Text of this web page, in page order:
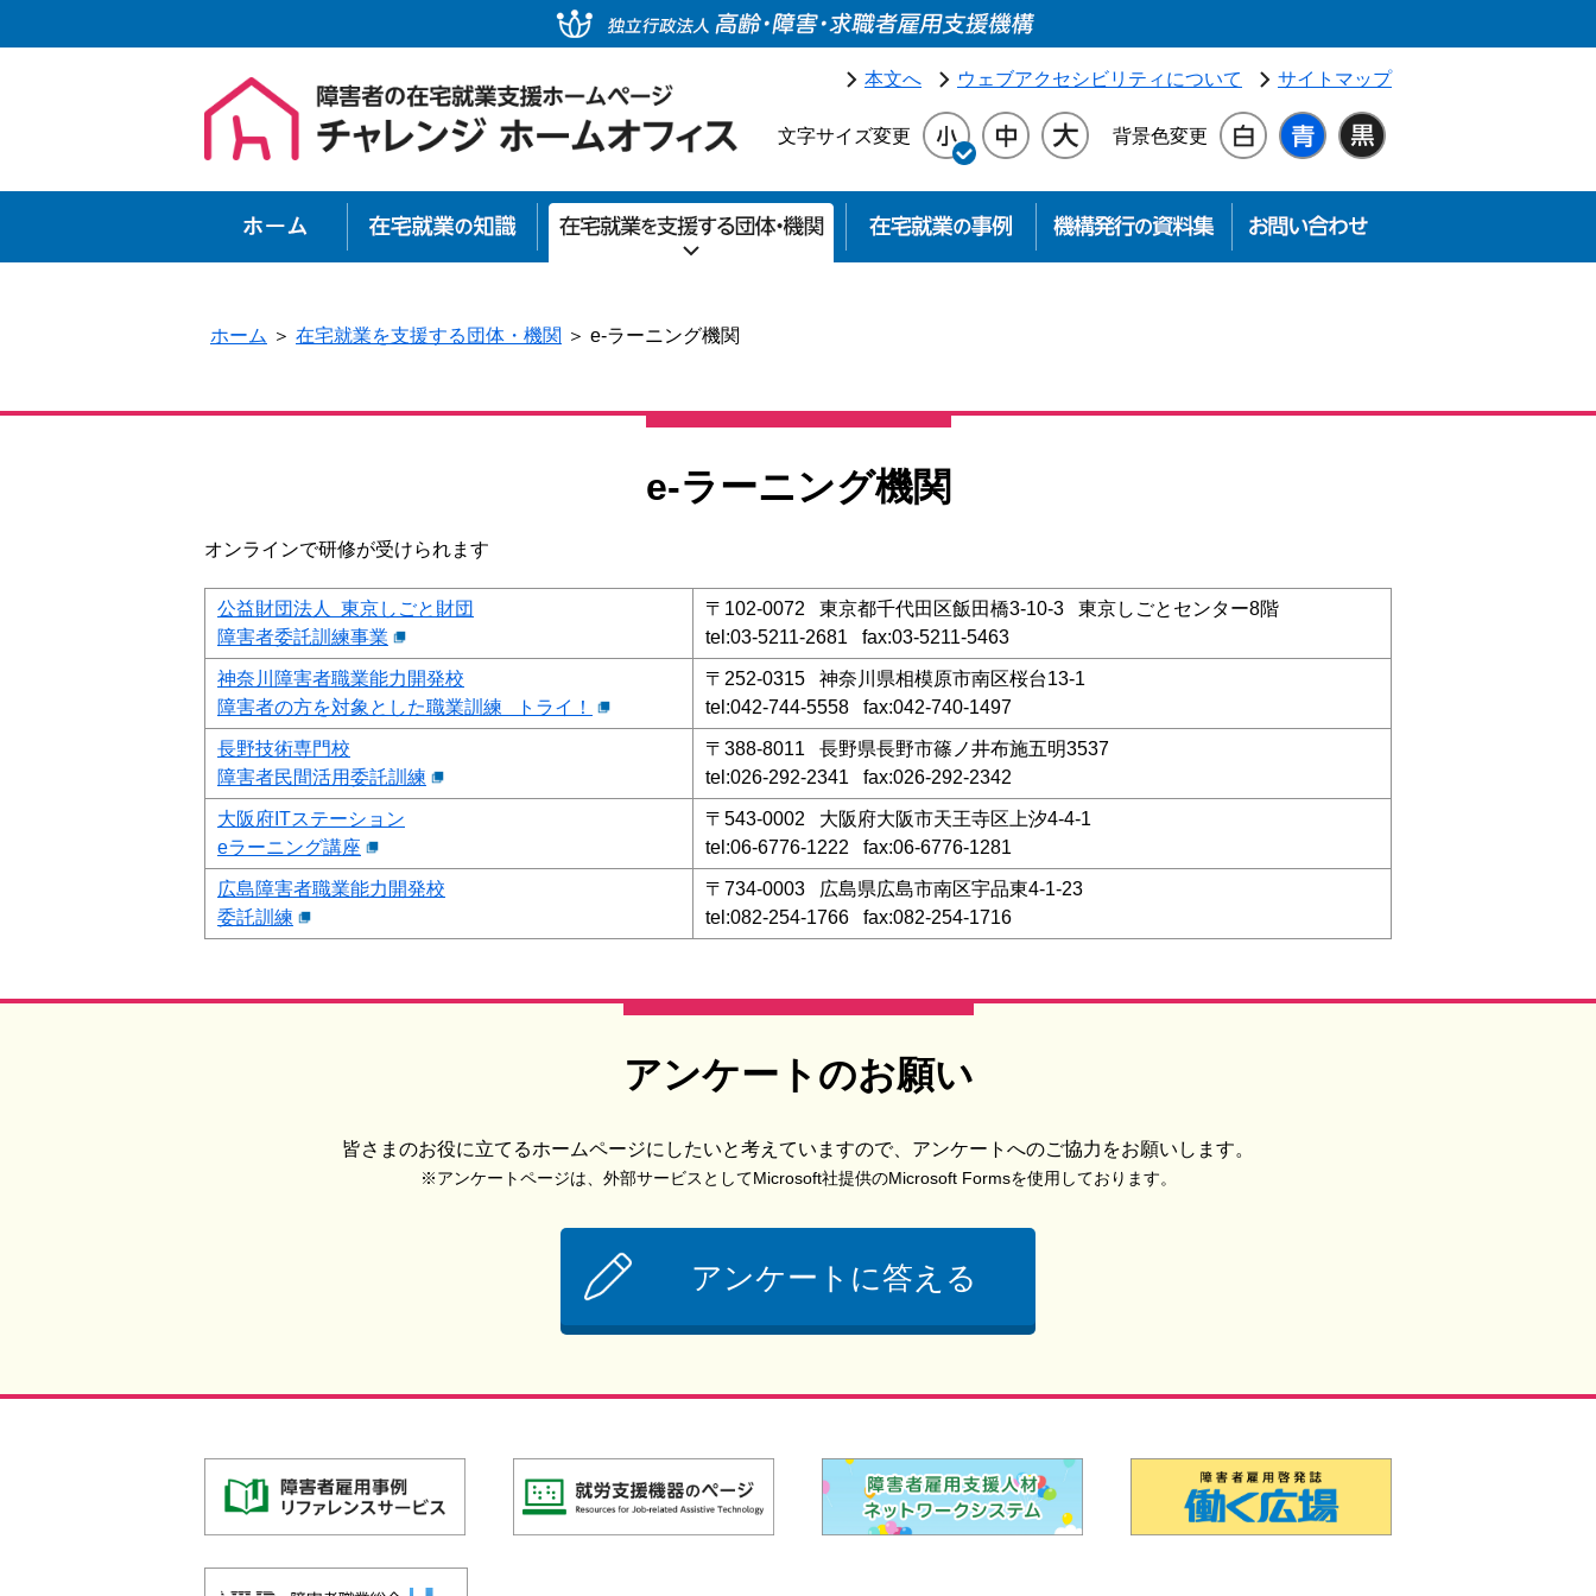
本文へ ウェブアクセシビリティについて サイトマップ
文字サイズ変更 背景色変更
ホーム 在宅就業の知識 在宅就業を支援する団体・機関
在宅就業の事例 機構発行の資料集
ホーム ＞ 在宅就業を支援する団体・機関 ＞ e‐ラーニング機関
e‐ラーニング機関
オンラインで研修が受けられます
公益財団法人 東京しごと財団
障害者委託訓練事業
〒102-0072 東京都千代田区飯田橋3-10-3 東京しごとセンター8階
tel:03-5211-2681 fax:03-5211-5463
神奈川障害者職業能力開発校
障害者の方を対象とした職業訓練 トライ！
〒252-0315 神奈川県相模原市南区桜台13-1
tel:042-744-5558 fax:042-740-1497
長野技術専門校
障害者民間活用委託訓練
〒388-8011 長野県長野市篠ノ井布施五明3537
tel:026-292-2341 fax:026-292-2342
大阪府ITステーション
eラーニング講座
〒543-0002 大阪府大阪市天王寺区上汐4-4-1
tel:06-6776-1222 fax:06-6776-1281
広島障害者職業能力開発校
委託訓練
〒734-0003 広島県広島市南区宇品東4-1-23
tel:082-254-1766 fax:082-254-1716
アンケートのお願い
皆さまのお役に立てるホームページにしたいと考えていますので、アンケートへのご協力をお願いします。
※アンケートページは、外部サービスとしてMicrosoft社提供のMicrosoft Formsを使用しております。
アンケートに答える